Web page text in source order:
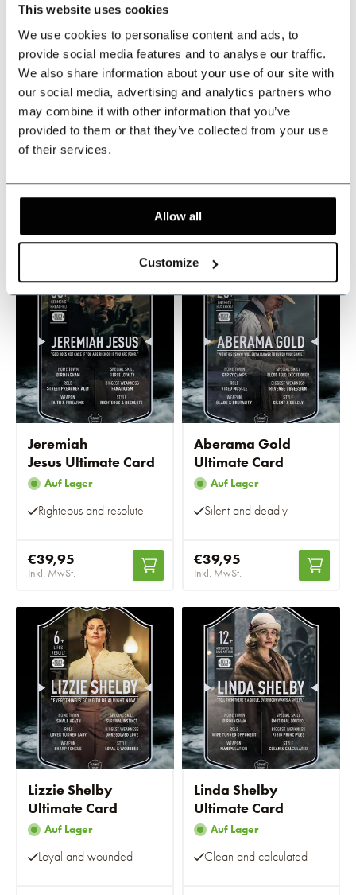
This website uses cookies
We use cookies to personalise content and ads, to
provide social media features and to analyse our traffic.
We also share information about your use of our site with
our social media, advertising and analytics partners who
may combine it with other information that you’ve
provided to them or that they’ve collected from your use
of their services.
Allow all
Customize
Made-to-measure
Kammgarn Anzug
Braun Birdseye
Auf Lager
Johnny
Dogs Ultimate Card
Auf Lager
€39,95
Jeremiah
Jesus Ultimate Card
Auf Lager
Righteous and resolute
€39,95
Inkl. MwSt.
Aberama Gold
Ultimate Card
Auf Lager
Silent and deadly
€39,95
Inkl. MwSt.
Lizzie Shelby
Ultimate Card
Auf Lager
Loyal and wounded
Linda Shelby
Ultimate Card
Auf Lager
Clean and calculated